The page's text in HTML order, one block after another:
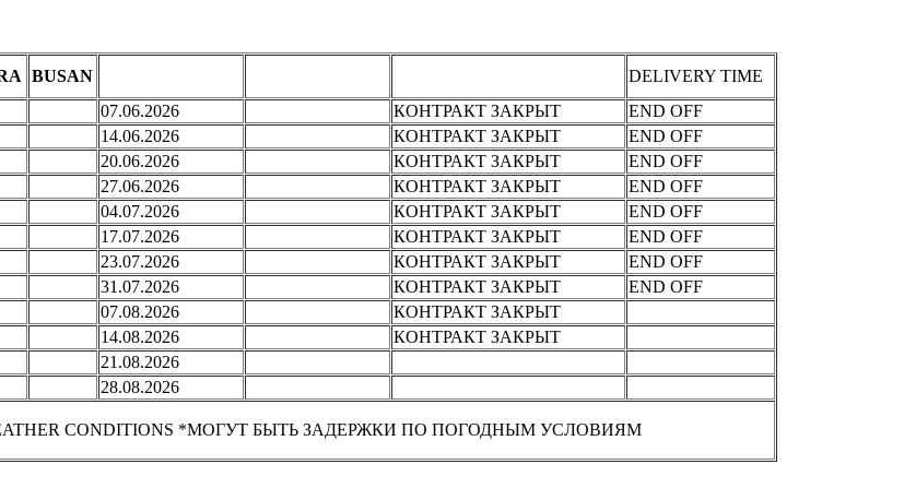
BUSAN
DELIVERY TIME
07.06.2026 КОНТРАКТ ЗАКРЫТ
END OFF
14.06.2026 КОНТРАКТ ЗАКРЫТ
END OFF
20.06.2026 КОНТРАКТ ЗАКРЫТ
END OFF
27.06.2026 КОНТРАКТ ЗАКРЫТ
END OFF
04.07.2026 КОНТРАКТ ЗАКРЫТ
END OFF
17.07.2026 КОНТРАКТ ЗАКРЫТ
END OFF
23.07.2026 КОНТРАКТ ЗАКРЫТ
END OFF
31.07.2026 КОНТРАКТ ЗАКРЫТ
END OFF
07.08.2026
КОНТРАКТ ЗАКРЫТ
14.08.2026
КОНТРАКТ ЗАКРЫТ
21.08.2026
28.08.2026
CONDITIONS *МОГУТ БЫТЬ ЗАДЕРЖКИ ПО ПОГОДНЫМ УСЛОВИЯМ